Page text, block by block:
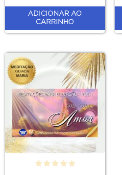
ADICIONAR AO
CARRINHO